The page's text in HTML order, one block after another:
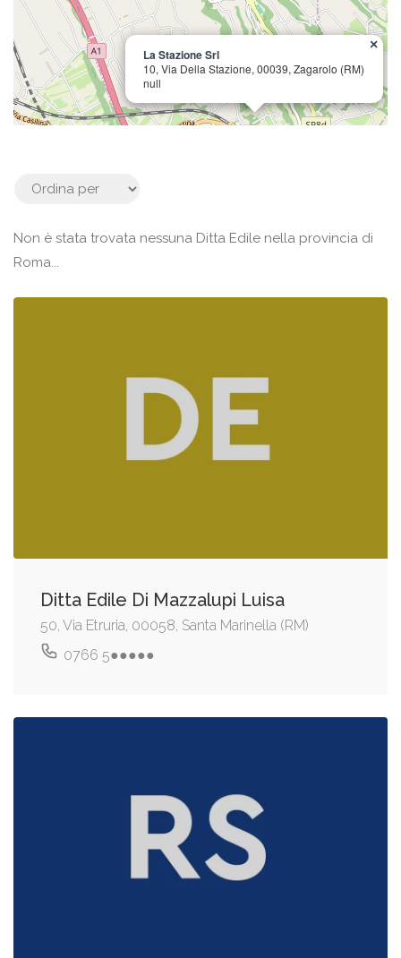
La Stazione Srl
10, Via Della Stazione, 00039, Zagarolo (RM)
null
×
Non è stata trovata nessuna Ditta Edile nella provincia di
Roma...
Ditta Edile Di Mazzalupi Luisa
50, Via Etruria, 00058, Santa Marinella (RM)
0766 5●●●●●